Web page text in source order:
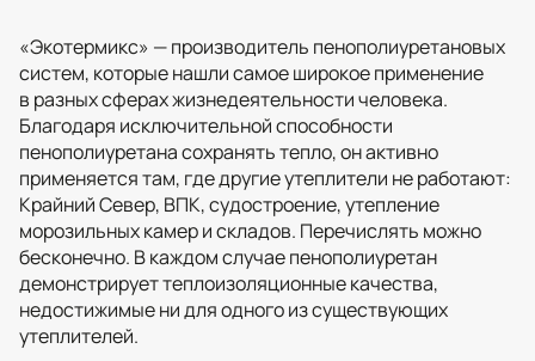
«Экотермикс» — производитель пенополиуретановых
систем, которые нашли самое широкое применение
в разных сферах жизнедеятельности человека.
Благодаря исключительной способности
пенополиуретана сохранять тепло, он активно
применяется там, где другие утеплители не работают:
Крайний Север, ВПК, судостроение, утепление
морозильных камер и складов. Перечислять можно
бесконечно. В каждом случае пенополиуретан
демонстрирует теплоизоляционные качества,
недостижимые ни для одного из существующих
утеплителей.